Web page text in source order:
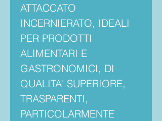
ATTACCATO
INCERNIERATO, IDEALI
PER PRODOTTI
ALIMENTARI E
GASTRONOMICI, DI
QUALITA' SUPERIORE,
TRASPARENTI,
PARTICOLARMENTE